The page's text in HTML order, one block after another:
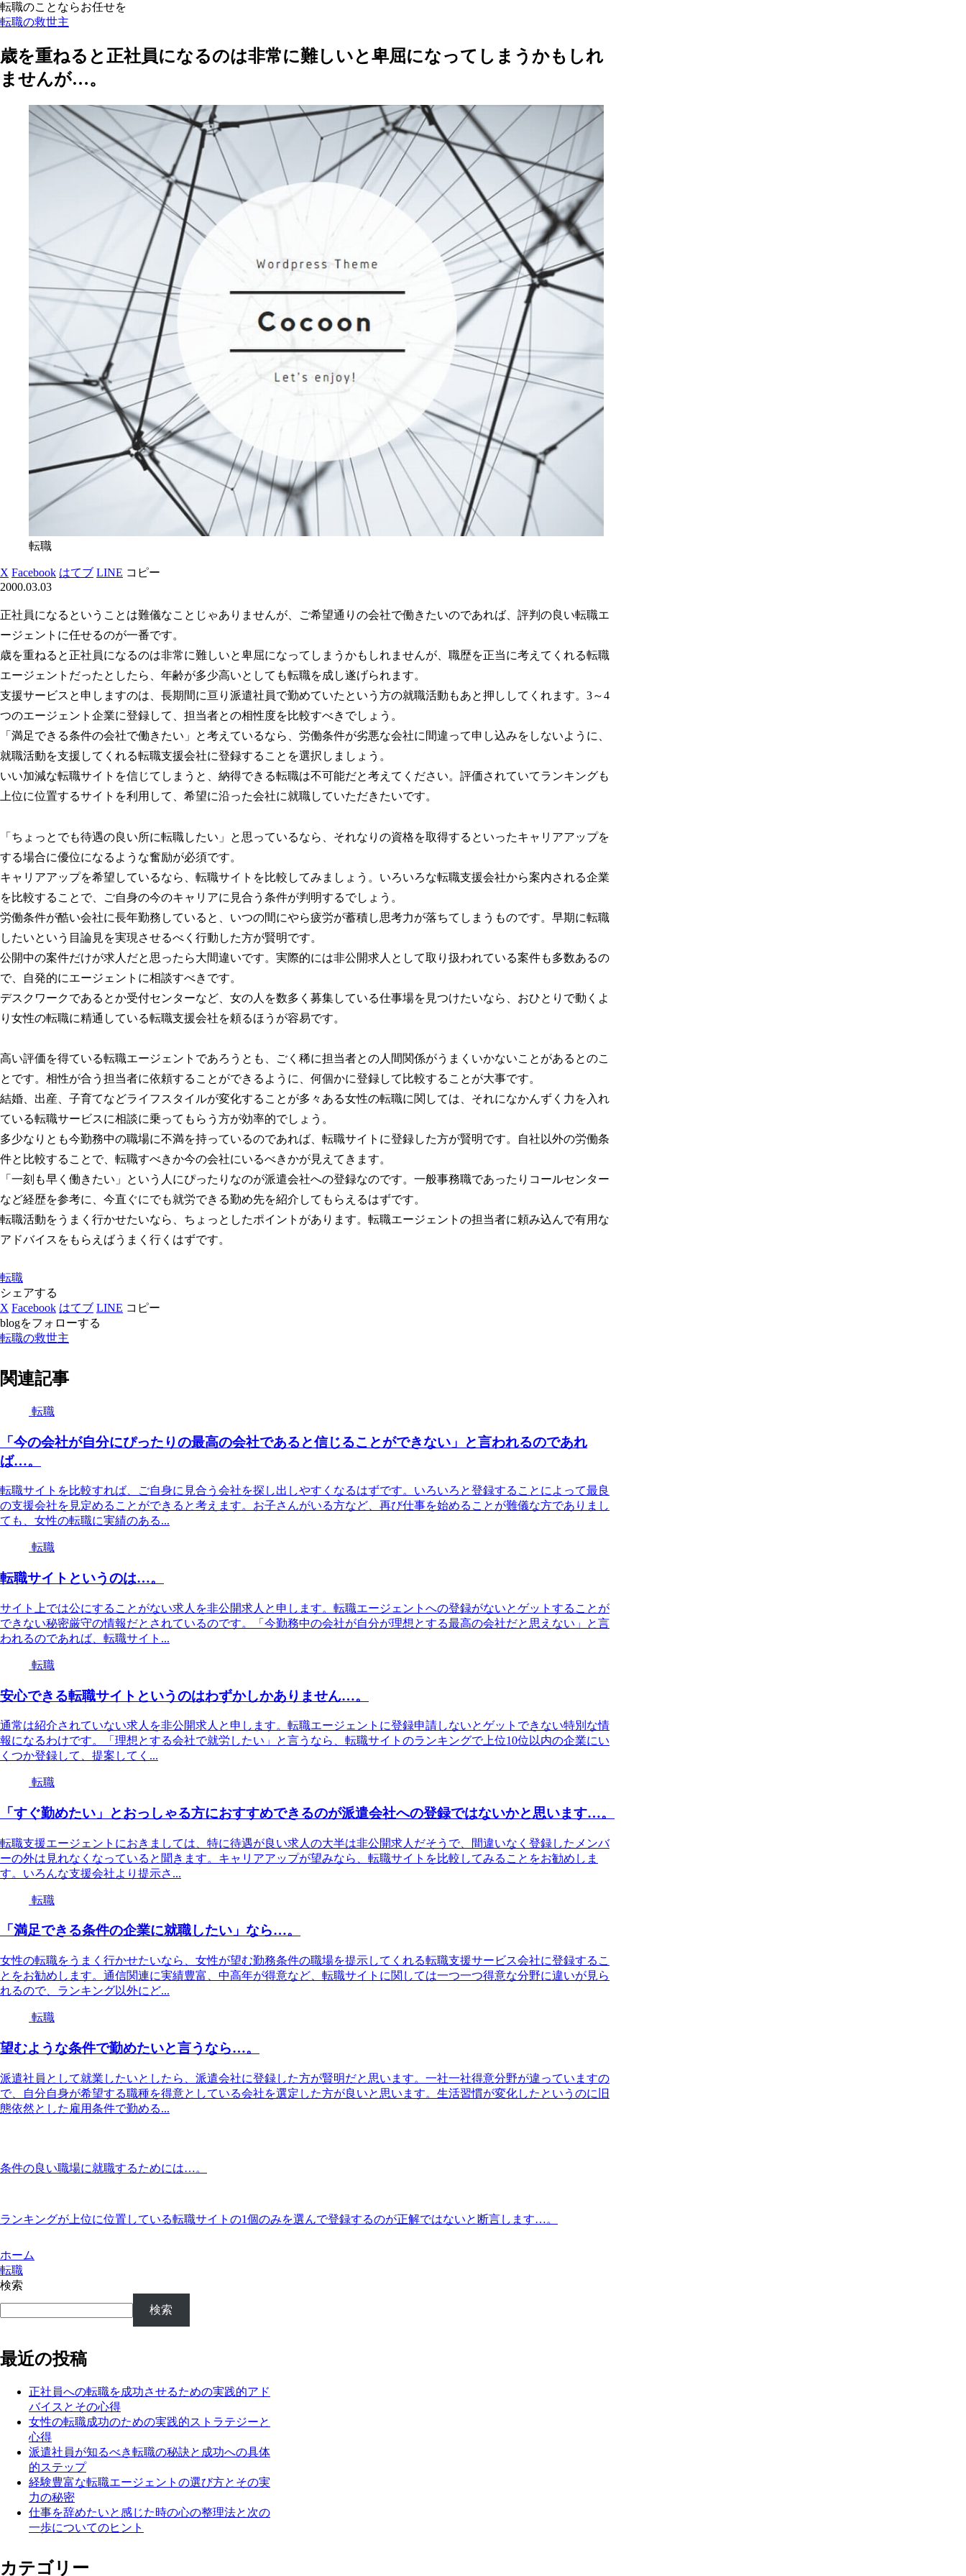
転職のことならお任せを
転職の救世主
歳を重ねると正社員になるのは非常に難しいと卑屈になってしまうかもしれ
ませんが…。
転職
X Facebook はてブ LINE コピー
2000.03.03
正社員になるということは難儀なことじゃありませんが、ご希望通りの会社で働きたいのであれば、評判の良い転職エ
ージェントに任せるのが一番です。
歳を重ねると正社員になるのは非常に難しいと卑屈になってしまうかもしれませんが、職歴を正当に考えてくれる転職
エージェントだったとしたら、年齢が多少高いとしても転職を成し遂げられます。
支援サービスと申しますのは、長期間に亘り派遣社員で勤めていたという方の就職活動もあと押ししてくれます。3～4
つのエージェント企業に登録して、担当者との相性度を比較すべきでしょう。
「満足できる条件の会社で働きたい」と考えているなら、労働条件が劣悪な会社に間違って申し込みをしないように、
就職活動を支援してくれる転職支援会社に登録することを選択しましょう。
いい加減な転職サイトを信じてしまうと、納得できる転職は不可能だと考えてください。評価されていてランキングも
上位に位置するサイトを利用して、希望に沿った会社に就職していただきたいです。
「ちょっとでも待遇の良い所に転職したい」と思っているなら、それなりの資格を取得するといったキャリアアップを
する場合に優位になるような奮励が必須です。
キャリアアップを希望しているなら、転職サイトを比較してみましょう。いろいろな転職支援会社から案内される企業
を比較することで、ご自身の今のキャリアに見合う条件が判明するでしょう。
労働条件が酷い会社に長年勤務していると、いつの間にやら疲労が蓄積し思考力が落ちてしまうものです。早期に転職
したいという目論見を実現させるべく行動した方が賢明です。
公開中の案件だけが求人だと思ったら大間違いです。実際的には非公開求人として取り扱われている案件も多数あるの
で、自発的にエージェントに相談すべきです。
デスクワークであるとか受付センターなど、女の人を数多く募集している仕事場を見つけたいなら、おひとりで動くよ
り女性の転職に精通している転職支援会社を頼るほうが容易です。
高い評価を得ている転職エージェントであろうとも、ごく稀に担当者との人間関係がうまくいかないことがあるとのこ
とです。相性が合う担当者に依頼することができるように、何個かに登録して比較することが大事です。
結婚、出産、子育てなどライフスタイルが変化することが多々ある女性の転職に関しては、それになかんずく力を入れ
ている転職サービスに相談に乗ってもらう方が効率的でしょう。
多少なりとも今勤務中の職場に不満を持っているのであれば、転職サイトに登録した方が賢明です。自社以外の労働条
件と比較することで、転職すべきか今の会社にいるべきかが見えてきます。
「一刻も早く働きたい」という人にぴったりなのが派遣会社への登録なのです。一般事務職であったりコールセンター
など経歴を参考に、今直ぐにでも就労できる勤め先を紹介してもらえるはずです。
転職活動をうまく行かせたいなら、ちょっとしたポイントがあります。転職エージェントの担当者に頼み込んで有用な
アドバイスをもらえばうまく行くはずです。
転職
シェアする
X Facebook はてブ LINE コピー
blogをフォローする
転職の救世主
関連記事
転職
「今の会社が自分にぴったりの最高の会社であると信じることができない」と言われるのであれ
ば…。
転職サイトを比較すれば、ご自身に見合う会社を探し出しやすくなるはずです。いろいろと登録することによって最良
の支援会社を見定めることができると考えます。お子さんがいる方など、再び仕事を始めることが難儀な方でありまし
ても、女性の転職に実績のある...
転職
転職サイトというのは…。
サイト上では公にすることがない求人を非公開求人と申します。転職エージェントへの登録がないとゲットすることが
できない秘密厳守の情報だとされているのです。「今勤務中の会社が自分が理想とする最高の会社だと思えない」と言
われるのであれば、転職サイト...
転職
安心できる転職サイトというのはわずかしかありません…。
通常は紹介されていない求人を非公開求人と申します。転職エージェントに登録申請しないとゲットできない特別な情
報になるわけです。「理想とする会社で就労したい」と言うなら、転職サイトのランキングで上位10位以内の企業にい
くつか登録して、提案してく...
転職
「すぐ勤めたい」とおっしゃる方におすすめできるのが派遣会社への登録ではないかと思います…。
転職支援エージェントにおきましては、特に待遇が良い求人の大半は非公開求人だそうで、間違いなく登録したメンバ
ーの外は見れなくなっていると聞きます。キャリアアップが望みなら、転職サイトを比較してみることをお勧めしま
す。いろんな支援会社より提示さ...
転職
「満足できる条件の企業に就職したい」なら…。
女性の転職をうまく行かせたいなら、女性が望む勤務条件の職場を提示してくれる転職支援サービス会社に登録するこ
とをお勧めします。通信関連に実績豊富、中高年が得意など、転職サイトに関しては一つ一つ得意な分野に違いが見ら
れるので、ランキング以外にど...
転職
望むような条件で勤めたいと言うなら…。
派遣社員として就業したいとしたら、派遣会社に登録した方が賢明だと思います。一社一社得意分野が違っていますの
で、自分自身が希望する職種を得意としている会社を選定した方が良いと思います。生活習慣が変化したというのに旧
態依然とした雇用条件で勤める...
条件の良い職場に就職するためには…。
ランキングが上位に位置している転職サイトの1個のみを選んで登録するのが正解ではないと断言します…。
ホーム
転職
検索
検索
最近の投稿
正社員への転職を成功させるための実践的アド
バイスとその心得
女性の転職成功のための実践的ストラテジーと
心得
派遣社員が知るべき転職の秘訣と成功への具体
的ステップ
経験豊富な転職エージェントの選び方とその実
力の秘密
仕事を辞めたいと感じた時の心の整理法と次の
一歩についてのヒント
カテゴリー